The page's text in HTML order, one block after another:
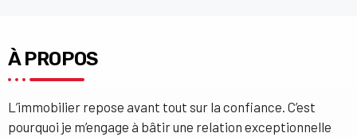
À PROPOS
L’immobilier repose avant tout sur la confiance. C’est
pourquoi je m’engage à bâtir une relation exceptionnelle